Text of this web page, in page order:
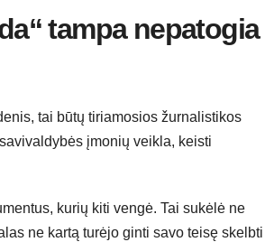
tampa nepatogia
tai būtų tiriamosios žurnalistikos
įmonių veikla, keisti
kurių kiti vengė. Tai sukėlė ne
ne kartą turėjo ginti savo teisę skelbti